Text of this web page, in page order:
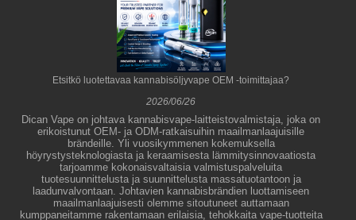
Etsitkö luotettavaa kannabisöljyvape OEM -toimittajaa?
2026/06/26
Dican Vape on johtava kannabisvape-laitteistovalmistaja, joka on
erikoistunut OEM- ja ODM-ratkaisuihin maailmanlaajuisille
brändeille. Yli vuosikymmenen kokemuksella
höyrystysteknologiasta ja keraamisesta lämmitysinnovaatiosta
tarjoamme kokonaisvaltaisia ​​valmistuspalveluita
tuotesuunnittelusta ja suunnittelusta massatuotantoon ja
laadunvalvontaan. Johtavien kannabisbrändien luottamiseen
maailmanlaajuisesti olemme sitoutuneet auttamaan
kumppaneitamme rakentamaan erilaisia, tehokkaita vape-tuotteita